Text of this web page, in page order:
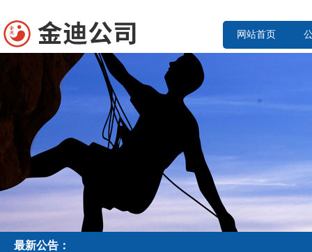
网站首页
最新公告：